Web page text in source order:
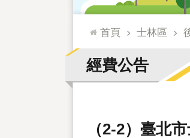
::: 首頁 士林區
經費公告
（2-2）臺北